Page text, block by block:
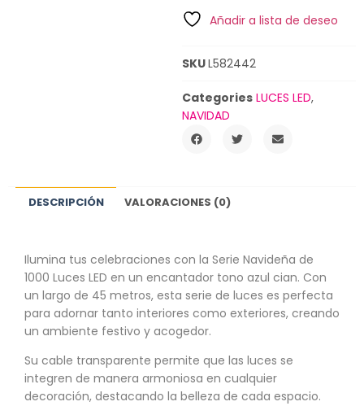
Añadir a lista de deseo
SKUL582442
Categories LUCES LED,
NAVIDAD
DESCRIPCIÓN VALORACIONES (0)
Ilumina tus celebraciones con la Serie Navideña de
1000 Luces LED en un encantador tono azul cian. Con
un largo de 45 metros, esta serie de luces es perfecta
para adornar tanto interiores como exteriores, creando
un ambiente festivo y acogedor.
Su cable transparente permite que las luces se
integren de manera armoniosa en cualquier
decoración, destacando la belleza de cada espacio.